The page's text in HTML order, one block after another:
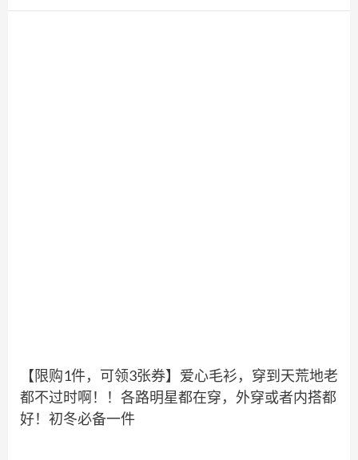
【限购1件，可领3张券】爱心毛衫，穿到天荒地老
都不过时啊！！各路明星都在穿，外穿或者内搭都
好！初冬必备一件